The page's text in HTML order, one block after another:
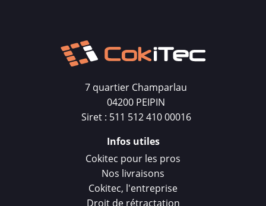
7 quartier Champarlau
04200 PEIPIN
Siret : 511 512 410 00016
Infos utiles
Cokitec pour les pros
Nos livraisons
Cokitec, l'entreprise
Droit de rétractation